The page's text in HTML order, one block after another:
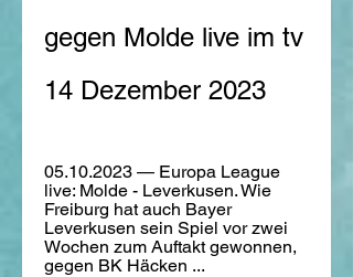
gegen Molde live im tv
14 Dezember 2023
05.10.2023 — Europa League
live: Molde - Leverkusen. Wie
Freiburg hat auch Bayer
Leverkusen sein Spiel vor zwei
Wochen zum Auftakt gewonnen,
gegen BK Häcken ...